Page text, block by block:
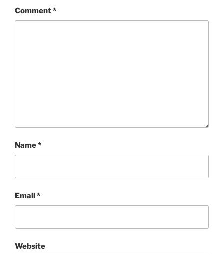
Comment*
Name*
Email*
Website